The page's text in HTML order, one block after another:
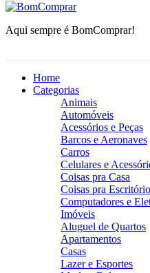
BomComprar
Aqui sempre é BomComprar!
Home
Categorias
Animais
Automóveis
Acessórios e Peças
Barcos e Aeronaves
Carros
Celulares e
Coisas pra Casa
Coisas pra Escritório
Computadores e
Imóveis
Aluguel de Quartos
Apartamentos
Casas
Lazer e Esportes